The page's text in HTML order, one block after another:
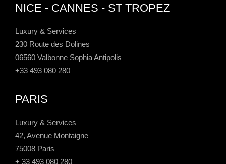
NICE - CANNES - ST TROPEZ
Luxury & Services
230 Route des Dolines
06560 Valbonne Sophia Antipolis
+33 493 080 280
PARIS
Luxury & Services
42, Avenue Montaigne
75008 Paris
+ 33 493 080 280